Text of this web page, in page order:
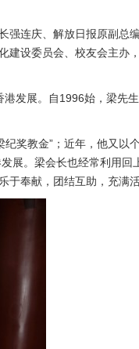
强连庆、解放日报原副总
建设委员会、校友会主办
发展。自1996始，梁先
奖教金”；近年，他又以
展。梁会长也经常利用回
奉献，团结互助，充满活